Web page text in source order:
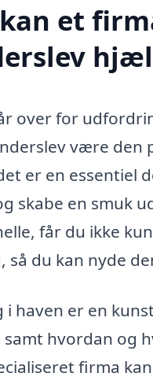
et
over for
være
er en essentiel
skabe en smuk
får du ikke
så du kan nyde
i haven er en
hvordan og
firma